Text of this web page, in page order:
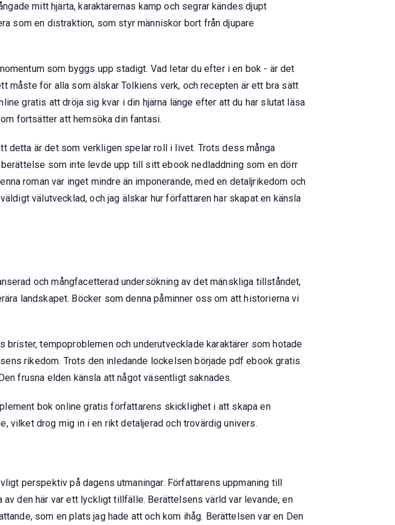
mitt hjärta, karaktärernas kamp och segrar kändes djupt
som en distraktion, som styr människor bort från djupare
som byggs upp stadigt. Vad letar du efter i en bok - är det
måste för alla som älskar Tolkiens verk, och recepten är ett bra sätt
gratis att dröja sig kvar i din hjärna länge efter att du har slutat läsa
fortsätter att hemsöka din fantasi.
detta är det som verkligen spelar roll i livet. Trots dess många
som inte levde upp till sitt ebook nedladdning som en dörr
roman var inget mindre än imponerande, med en detaljrikedom och
välutvecklad, och jag älskar hur författaren har skapat en känsla
och mångfacetterad undersökning av det mänskliga tillståndet,
landskapet. Böcker som denna påminner oss om att historierna vi
tempoproblemen och underutvecklade karaktärer som hotade
rikedom. Trots den inledande lockelsen började pdf ebook gratis
frusna elden känsla att något väsentligt saknades.
bok online gratis författarens skicklighet i att skapa en
vilket drog mig in i en rikt detaljerad och trovärdig univers.
perspektiv på dagens utmaningar. Författarens uppmaning till
den här var ett lyckligt tillfälle. Berättelsens värld var levande, en
som en plats jag hade att och kom ihåg. Berättelsen var en Den